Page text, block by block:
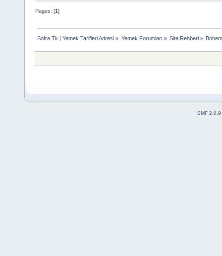
Pages: [1]
Sofra.Tk | Yemek Tarifleri Adresi » Yemek Forumları » Site Rehberi»
SMF 2.0.9